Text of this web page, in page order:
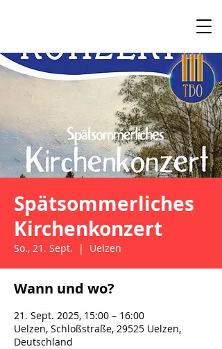
Spätsommerliches
Kirchenkonzert
So., 21. Sept.
  |
Uelzen
Wann und wo?
21. Sept. 2025, 15:00 – 16:00
Uelzen, Schloßstraße, 29525 Uelzen,
Deutschland